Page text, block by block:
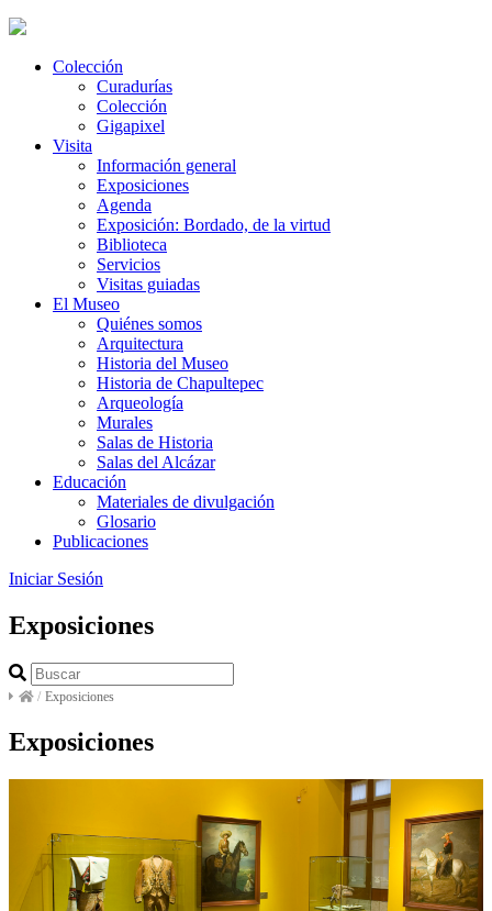
Colección
Curadurías
Colección
Gigapixel
Visita
Información general
Exposiciones
Agenda
Exposición: Bordado, de la virtud
Biblioteca
Servicios
Visitas guiadas
El Museo
Quiénes somos
Arquitectura
Historia del Museo
Historia de Chapultepec
Arqueología
Murales
Salas de Historia
Salas del Alcázar
Educación
Materiales de divulgación
Glosario
Publicaciones
Iniciar Sesión
Exposiciones
/ Exposiciones
Exposiciones